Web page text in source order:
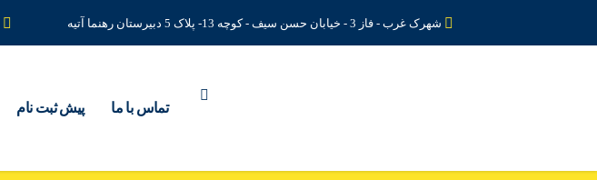
شهرک غرب - فاز 3 - خیابان حسن سیف - کوچه 13- پلاک 5 دبیرستان رهنما آتیه
پیش ثبت نام تماس با ما